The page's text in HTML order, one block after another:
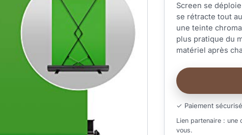
Screen se
se rétracte tout
une teinte
plus pratique du
matériel après
✓ Paiement sécurisé
Lien partenaire : une
vous.